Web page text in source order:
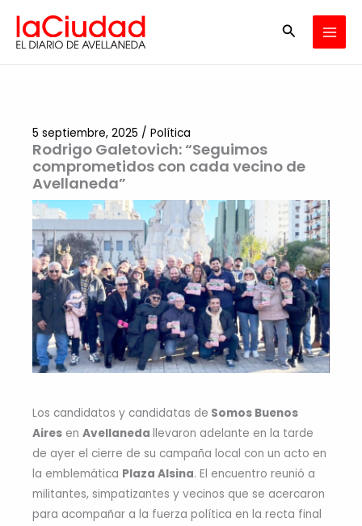
contenido
Buscar
Rodrigo Galetovich: “Seguimos
comprometidos con cada vecino de
Avellaneda”
5 septiembre, 2025 / Política
Los candidatos y candidatas de Somos Buenos
Aires en Avellaneda llevaron adelante en la tarde
de ayer el cierre de su campaña local con un acto en
la emblemática Plaza Alsina. El encuentro reunió a
militantes, simpatizantes y vecinos que se acercaron
para acompañar a la fuerza política en la recta final